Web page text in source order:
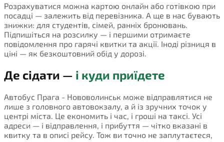
Розрахуватися можна картою онлайн або готівкою при
посадці — залежить від перевізника. А ще в нас бувають
знижки: для студентів, сімей, ранніх бронювань.
Підпишіться на розсилку — і першими отримаєте
повідомлення про гарячі квитки та акції. Іноді різниця в
ціні — як безкоштовний обід у дорозі.
Де сідати — і куди приїдете
Автобус Прага - Нововолинськ може відправлятися не
лише з головного автовокзалу, а й із зручних точок у
центрі міста. Це економить і час, і гроші на таксі. Усі
адреси — і відправлення, і прибуття — чітко вказані в
квитку та в описі рейсу. Тож ви точно не заплутаєтеся,